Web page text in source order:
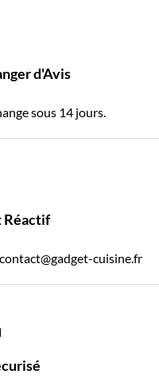
d'Avis
sous 14 jours.
Réactif
cuisine.fr